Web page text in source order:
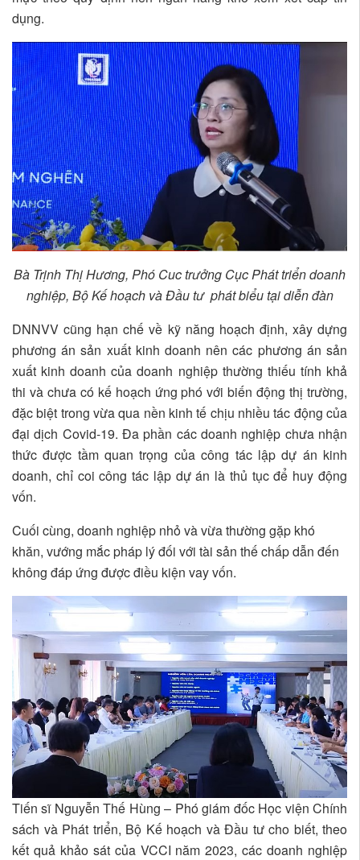
dụng.
Bà Trịnh Thị Hương, Phó Cuc trưởng Cục Phát triển doanh
nghiệp, Bộ Kế hoạch và Đầu tư phát biểu tại diễn đàn
DNNVV cũng hạn chế về kỹ năng hoạch định, xây dựng
phương án sản xuất kinh doanh nên các phương án sản
xuất kinh doanh của doanh nghiệp thường thiếu tính khả
thi và chưa có kế hoạch ứng phó với biến động thị trường,
đặc biệt trong vừa qua nền kinh tế chịu nhiều tác động của
đại dịch Covid-19. Đa phần các doanh nghiệp chưa nhận
thức được tầm quan trọng của công tác lập dự án kinh
doanh, chỉ coi công tác lập dự án là thủ tục để huy động
vốn.
Cuối cùng, doanh nghiệp nhỏ và vừa thường gặp khó
khăn, vướng mắc pháp lý đối với tài sản thế chấp dẫn đến
không đáp ứng được điều kiện vay vốn.
Tiến sĩ Nguyễn Thế Hùng – Phó giám đốc Học viện Chính
sách và Phát triển, Bộ Kế hoạch và Đầu tư cho biết, theo
kết quả khảo sát của VCCI năm 2023, các doanh nghiệp